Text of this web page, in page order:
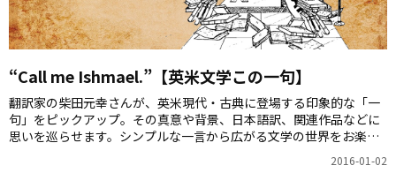
“Call me Ishmael.”【英米文学この一句】
翻訳家の柴田元幸さんが、英米現代・古典に登場する印象的な「一
句」をピックアップ。その真意や背景、日本語訳、関連作品などに
思いを巡らせます。シンプルな一言から広がる文学の世界をお楽し
2016-01-02